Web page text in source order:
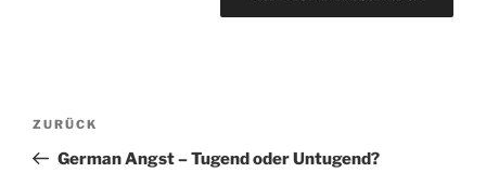
Beitragsnavigation
Vorheriger
Beitrag
ZURÜCK
German Angst – Tugend oder Untugend?